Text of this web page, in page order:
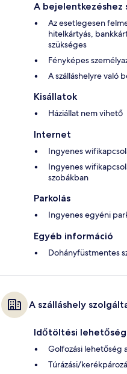
A bejelentkezéshez
Az esetlegesen
hitelkártyás,
szükséges
Fényképes
A szálláshelyre való
Kisállatok
Háziállat nem vihető
Internet
Ingyenes
Ingyenes
szobákban
Parkolás
Ingyenes egyéni
Egyéb információ
Dohányfüstmentes
A szálláshely
Időtöltési
Golfozási lehetőség
Túrázási/